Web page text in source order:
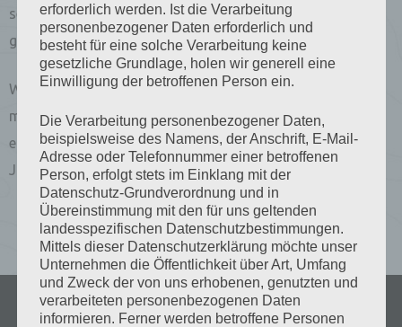
sein, kann eine Reinigung an diesem Tag nicht mehr
gewährleistet werden).
Wir freuen uns Ihren Urlaub zu etwas ganz besonderem zu
machen und wünschen Ihnen wunderbare und vor allen
erholsame Urlaubstage bei uns in Ischgl im Gästehaus
Julia.
erforderlich werden. Ist die Verarbeitung
personenbezogener Daten erforderlich und
besteht für eine solche Verarbeitung keine
gesetzliche Grundlage, holen wir generell eine
Einwilligung der betroffenen Person ein.
Die Verarbeitung personenbezogener Daten,
beispielsweise des Namens, der Anschrift, E-Mail-
Adresse oder Telefonnummer einer betroffenen
Person, erfolgt stets im Einklang mit der
Datenschutz-Grundverordnung und in
Übereinstimmung mit den für uns geltenden
landesspezifischen Datenschutzbestimmungen.
Mittels dieser Datenschutzerklärung möchte unser
Unternehmen die Öffentlichkeit über Art, Umfang
und Zweck der von uns erhobenen, genutzten und
verarbeiteten personenbezogenen Daten
informieren. Ferner werden betroffene Personen